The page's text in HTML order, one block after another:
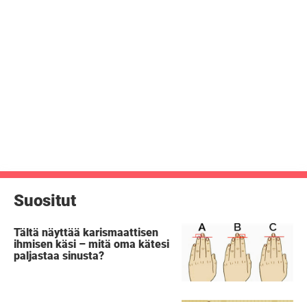
Suositut
Tältä näyttää karismaattisen
ihmisen käsi – mitä oma kätesi
paljastaa sinusta?